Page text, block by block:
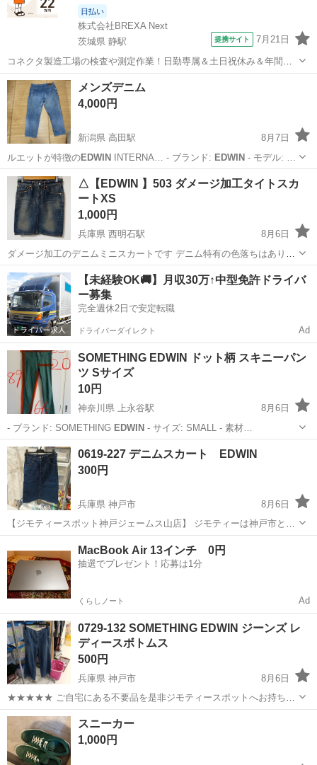
日払い
株式会社BREXA Next
茨城県 静駅
提携サイト 7月21日
コネクタ製造工場の検査や測定作業！日勤専属＆土日祝休み＆年間休
日128日★クリーンルーム内作業★マイカー通勤OK＆無料駐車場あり
★就業先食堂利用可！日払い制度あり！《茨城県常陸大宮市》 人気の
工場のお仕事 ◇コネクタ製造工...
茨城 常陸大宮市 静駅
メンズデニム
4,000円
新潟県 高田駅
8月7日
ルエットが特徴のEDWIN INTERNA… - ブランド: EDWIN - モデル: …
新潟 上越市 高田駅 ジーンズ/デニム
△【EDWIN 】503 ダメージ加工タイトスカ
ートXS
1,000円
兵庫県 西明石駅
8月6日
ダメージ加工のデニムミニスカートです デニム特有の色落ちはありま
すが 目立つ汚れなどは見当たりません usedをご理解の上 神経質な方
はご遠慮ください サイズ表記 XS ウエスト（平置）約35cm スカー
ト丈 約45cm...
兵庫 神戸市 西明石駅 スカート
【未経験OK🚚】月収30万↑中型免許ドライバ
ー募集
完全週休2日で安定転職
ドライバーダイレクト Ad
SOMETHING EDWIN ドット柄 スキニーパン
ツ Sサイズ
10円
神奈川県 上永谷駅
8月6日
- ブランド: SOMETHING EDWIN- サイズ: SMALL - 素材…
神奈川 横浜市
0619-227 デニムスカート EDWIN
300円
兵庫県 神戸市
8月6日
【ジモティースポット神戸ジェームス山店】 ジモティーは神戸市と連
携して、まだ使えるもののリユースに取り組んでいます。 【サイズ】
詳細は現地でご確認ください 【状態】 ・使用に伴う多少のスレ、キ...
リユース
MacBook Air 13インチ 0円
抽選でプレゼント！応募は1分
くらしノート Ad
0729-132 SOMETHING EDWIN ジーンズ レ
ディースボトムス
500円
兵庫県 神戸市
8月6日
★★★★★ ご自宅にある不要品を是非ジモティースポットへお持ち込
みしませんか？ 家電、趣味・スポーツ・レジャー用品、こども用品、
衣料服飾品、生活雑貨、家具、本、CD・DVDなどが無料でまとめて持
ち込めます！ ※詳細はこ...
兵庫 神戸市 ジーンズ/デニム
スニーカー
1,000円